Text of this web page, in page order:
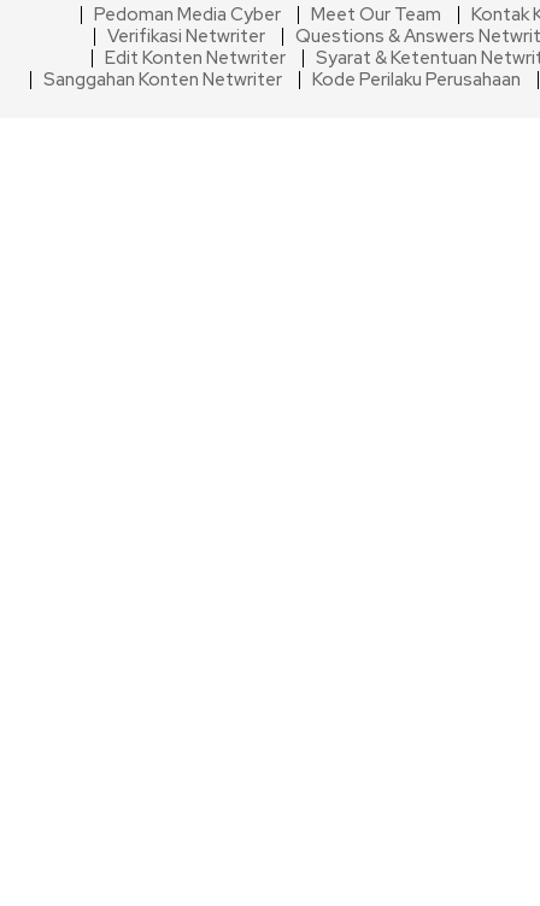
Pedoman Media Cyber
Meet Our Team
Kontak
Verifikasi Netwriter
Questions & Answers
Edit Konten Netwriter
Syarat & Ketentuan
Sanggahan Konten Netwriter
Kode Perilaku Perusahaan